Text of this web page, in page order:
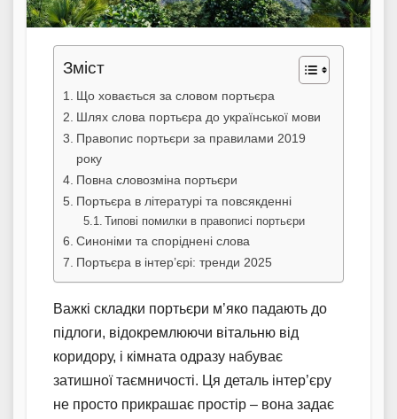
Зміст
Що ховається за словом портьєра
Шлях слова портьєра до української мови
Правопис портьєри за правилами 2019
року
Повна словозміна портьєри
Портьєра в літературі та повсякденні
Типові помилки в правописі портьєри
Синоніми та споріднені слова
Портьєра в інтер’єрі: тренди 2025
Важкі складки портьєри м’яко падають до
підлоги, відокремлюючи вітальню від
коридору, і кімната одразу набуває
затишної таємничості. Ця деталь інтер’єру
не просто прикрашає простір – вона задає